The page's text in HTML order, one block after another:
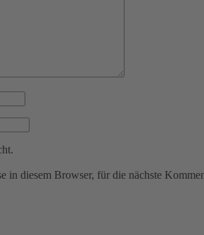
in diesem Browser, für die nächste